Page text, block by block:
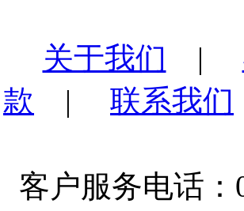
关于我们 |
款 | 联系我们
客户服务电话